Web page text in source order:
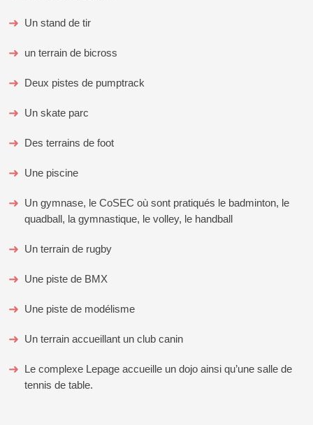
Un stand de tir
un terrain de bicross
Deux pistes de pumptrack
Un skate parc
Des terrains de foot
Une piscine
Un gymnase, le CoSEC où sont pratiqués le badminton, le
quadball, la gymnastique, le volley, le handball
Un terrain de rugby
Une piste de BMX
Une piste de modélisme
Un terrain accueillant un club canin
Le complexe Lepage accueille un dojo ainsi qu’une salle de
tennis de table.